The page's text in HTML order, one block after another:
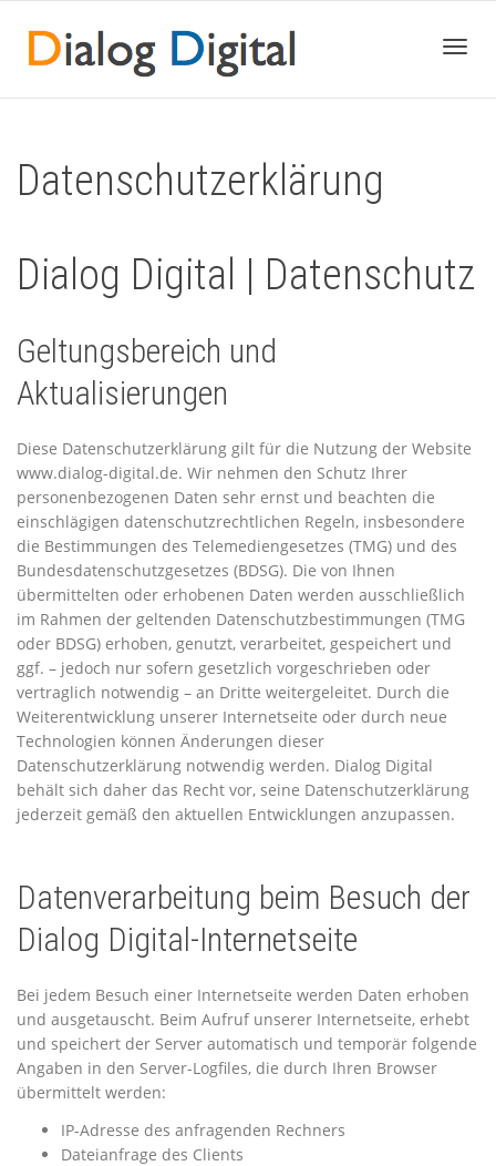
Datenschutzerklärung
Dialog Digital | Datenschutz
Geltungsbereich und
Aktualisierungen
Diese Datenschutzerklärung gilt für die Nutzung der Website
www.dialog-digital.de. Wir nehmen den Schutz Ihrer
personenbezogenen Daten sehr ernst und beachten die
einschlägigen datenschutzrechtlichen Regeln, insbesondere
die Bestimmungen des Telemediengesetzes (TMG) und des
Bundesdatenschutzgesetzes (BDSG). Die von Ihnen
übermittelten oder erhobenen Daten werden ausschließlich
im Rahmen der geltenden Datenschutzbestimmungen (TMG
oder BDSG) erhoben, genutzt, verarbeitet, gespeichert und
ggf. – jedoch nur sofern gesetzlich vorgeschrieben oder
vertraglich notwendig – an Dritte weitergeleitet. Durch die
Weiterentwicklung unserer Internetseite oder durch neue
Technologien können Änderungen dieser
Datenschutzerklärung notwendig werden. Dialog Digital
behält sich daher das Recht vor, seine Datenschutzerklärung
jederzeit gemäß den aktuellen Entwicklungen anzupassen.
Datenverarbeitung beim Besuch der
Dialog Digital-Internetseite
Bei jedem Besuch einer Internetseite werden Daten erhoben
und ausgetauscht. Beim Aufruf unserer Internetseite, erhebt
und speichert der Server automatisch und temporär folgende
Angaben in den Server-Logfiles, die durch Ihren Browser
übermittelt werden:
IP-Adresse des anfragenden Rechners
Dateianfrage des Clients